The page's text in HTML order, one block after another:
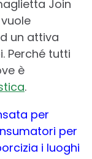
Join
un attiva
Perché tutti
è
.
per
per
i luoghi